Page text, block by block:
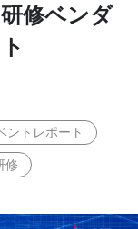
修ベンダ
ントレポート
修